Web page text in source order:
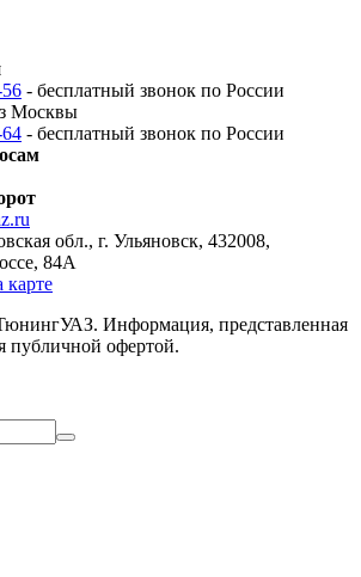
- бесплатный звонок по России
Москвы
- бесплатный звонок по России
обл., г. Ульяновск, 432008,
84А
карте
Информация, представленная
публичной офертой.